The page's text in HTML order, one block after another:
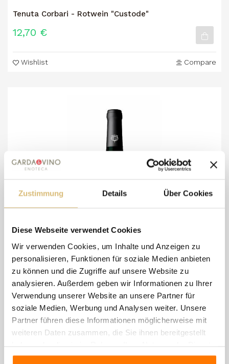
Zustimmung Details Über Cookies
Diese Webseite verwendet Cookies
Wir verwenden Cookies, um Inhalte und Anzeigen zu
personalisieren, Funktionen für soziale Medien anbieten
zu können und die Zugriffe auf unsere Website zu
analysieren. Außerdem geben wir Informationen zu Ihrer
Verwendung unserer Website an unsere Partner für
soziale Medien, Werbung und Analysen weiter. Unsere
Partner führen diese Informationen möglicherweise mit
weiteren Daten zusammen, die Sie ihnen bereitgestellt
gesammelt haben.
Tenuta Corbari - Rotwein "Custode"
12,70 €
Wishlist Compare
Tenuta Corbari - Lugana Doc
13,80 €